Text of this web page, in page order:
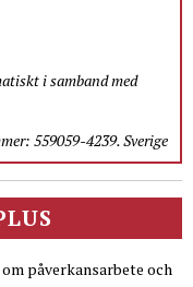
i samband med
559059-4239. Sverige
påverkansarbete och